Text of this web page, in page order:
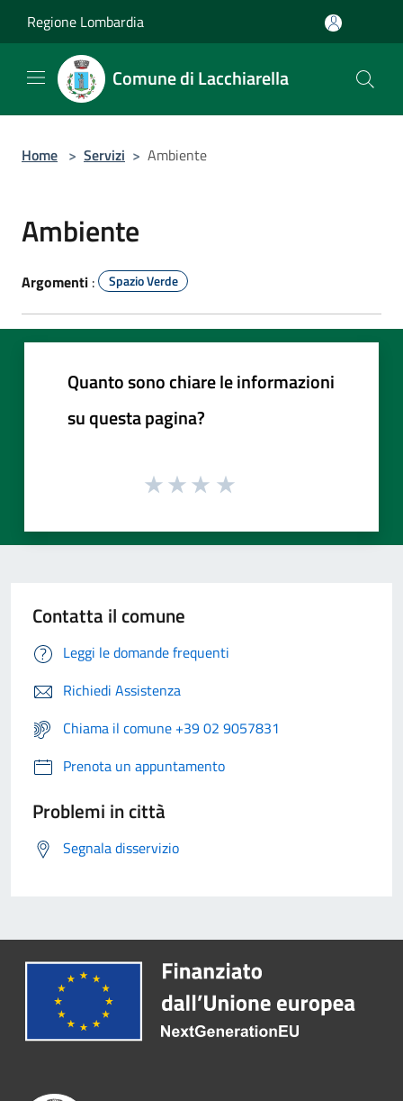
Regione Lombardia
Comune di Lacchiarella
Home > Servizi > Ambiente
Ambiente
Argomenti : Spazio Verde
Quanto sono chiare le informazioni
su questa pagina?
Contatta il comune
Leggi le domande frequenti
Richiedi Assistenza
Chiama il comune +39 02 9057831
Prenota un appuntamento
Problemi in città
Segnala disservizio